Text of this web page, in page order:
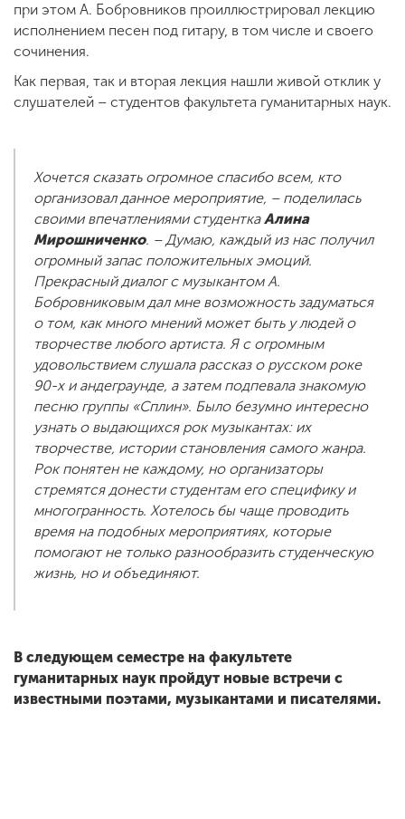
при этом А. Бобровников проиллюстрировал лекцию
исполнением песен под гитару, в том числе и своего
сочинения.
Как первая, так и вторая лекция нашли живой отклик у
слушателей – студентов факультета гуманитарных наук.
Хочется сказать огромное спасибо всем, кто
организовал данное мероприятие, – поделилась
своими впечатлениями студенткаАлина
Мирошниченко. – Думаю, каждый из нас получил
огромный запас положительных эмоций.
Прекрасный диалог с музыкантом А.
Бобровниковым дал мне возможность задуматься
о том, как много мнений может быть у людей о
творчестве любого артиста. Я с огромным
удовольствием слушала рассказ о русском роке
90-х и андеграунде, а затем подпевала знакомую
песню группы «Сплин». Было безумно интересно
узнать о выдающихся рок музыкантах: их
творчестве, истории становления самого жанра.
Рок понятен не каждому, но организаторы
стремятся донести студентам его специфику и
многогранность. Хотелось бы чаще проводить
время на подобных мероприятиях, которые
помогают не только разнообразить студенческую
жизнь, но и объединяют.
В следующем семестре на факультете
гуманитарных наук пройдут новые встречи с
известными поэтами, музыкантами и писателями.